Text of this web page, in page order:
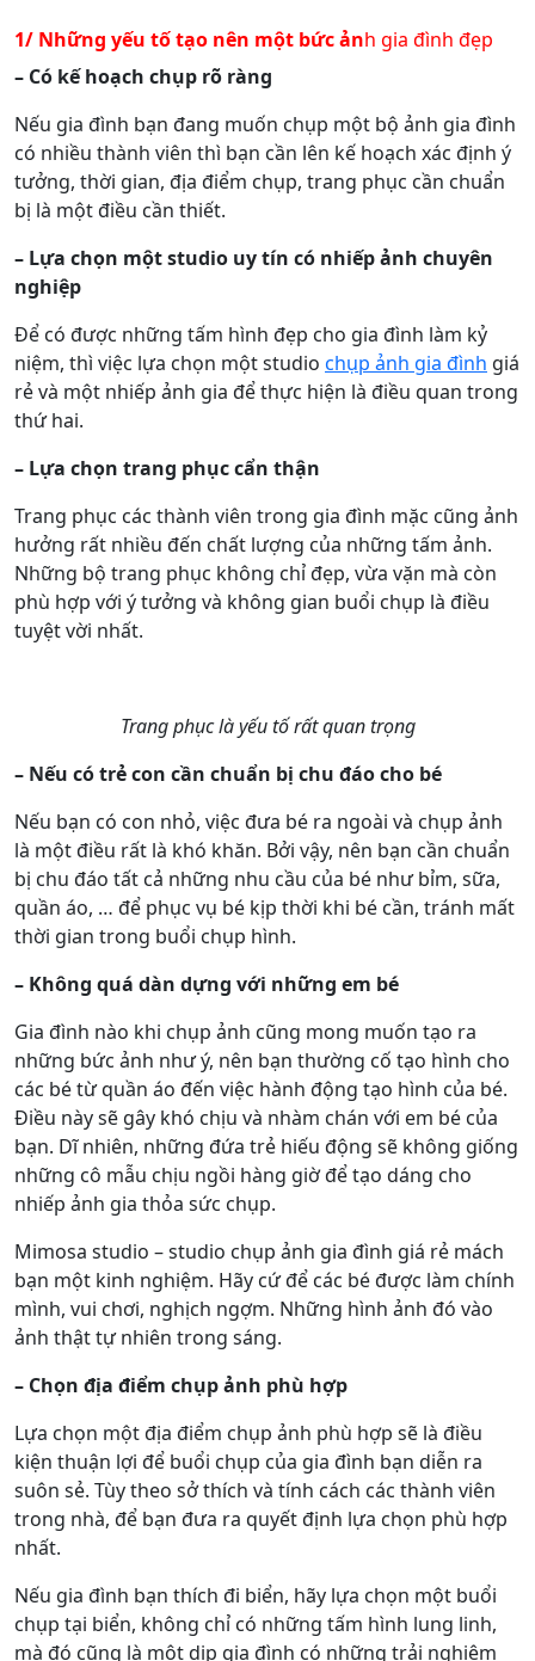
1/ Những yếu tố tạo nên một bức ảnh gia đình đẹp
– Có kế hoạch chụp rõ ràng
Nếu gia đình bạn đang muốn chụp một bộ ảnh gia đình
có nhiều thành viên thì bạn cần lên kế hoạch xác định ý
tưởng, thời gian, địa điểm chụp, trang phục cần chuẩn
bị là một điều cần thiết.
– Lựa chọn một studio uy tín có nhiếp ảnh chuyên
nghiệp
Để có được những tấm hình đẹp cho gia đình làm kỷ
niệm, thì việc lựa chọn một studio chụp ảnh gia đình giá
rẻ và một nhiếp ảnh gia để thực hiện là điều quan trong
thứ hai.
– Lựa chọn trang phục cẩn thận
Trang phục các thành viên trong gia đình mặc cũng ảnh
hưởng rất nhiều đến chất lượng của những tấm ảnh.
Những bộ trang phục không chỉ đẹp, vừa vặn mà còn
phù hợp với ý tưởng và không gian buổi chụp là điều
tuyệt vời nhất.
Trang phục là yếu tố rất quan trọng
– Nếu có trẻ con cần chuẩn bị chu đáo cho bé
Nếu bạn có con nhỏ, việc đưa bé ra ngoài và chụp ảnh
là một điều rất là khó khăn. Bởi vậy, nên bạn cần chuẩn
bị chu đáo tất cả những nhu cầu của bé như bỉm, sữa,
quần áo, … để phục vụ bé kịp thời khi bé cần, tránh mất
thời gian trong buổi chụp hình.
– Không quá dàn dựng với những em bé
Gia đình nào khi chụp ảnh cũng mong muốn tạo ra
những bức ảnh như ý, nên bạn thường cố tạo hình cho
các bé từ quần áo đến việc hành động tạo hình của bé.
Điều này sẽ gây khó chịu và nhàm chán với em bé của
bạn. Dĩ nhiên, những đứa trẻ hiếu động sẽ không giống
những cô mẫu chịu ngồi hàng giờ để tạo dáng cho
nhiếp ảnh gia thỏa sức chụp.
Mimosa studio – studio chụp ảnh gia đình giá rẻ mách
bạn một kinh nghiệm. Hãy cứ để các bé được làm chính
mình, vui chơi, nghịch ngợm. Những hình ảnh đó vào
ảnh thật tự nhiên trong sáng.
– Chọn địa điểm chụp ảnh phù hợp
Lựa chọn một địa điểm chụp ảnh phù hợp sẽ là điều
kiện thuận lợi để buổi chụp của gia đình bạn diễn ra
suôn sẻ. Tùy theo sở thích và tính cách các thành viên
trong nhà, để bạn đưa ra quyết định lựa chọn phù hợp
nhất.
Nếu gia đình bạn thích đi biển, hãy lựa chọn một buổi
chụp tại biển, không chỉ có những tấm hình lung linh,
mà đó cũng là một dịp gia đình có những trải nghiệm